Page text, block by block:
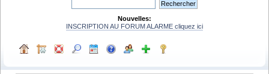
Nouvelles:
INSCRIPTION AU FORUM ALARME cliquez ici